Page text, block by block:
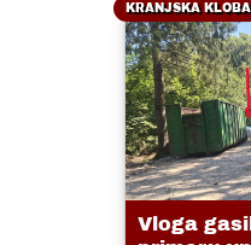
KRANJSKA
Vloga